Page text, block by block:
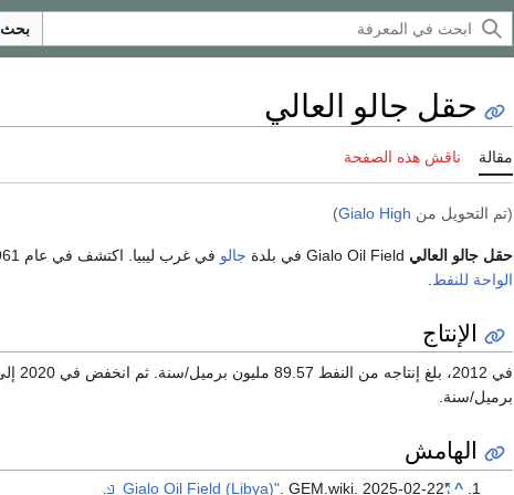
بحث
حقل جالو العالي
مقالة ناقش هذه الصفحة
(تم التحويل من Gialo High
)
حقل جالو العالي جالو في غرب ليبيا. اكتشف في عام 1961. وتديره
الواحة للنفط
الإنتاج
برميل/سنة.
الهامش
^
"Gialo Oil Field (Libya)"
. GEM.wiki. 2025-02-22.